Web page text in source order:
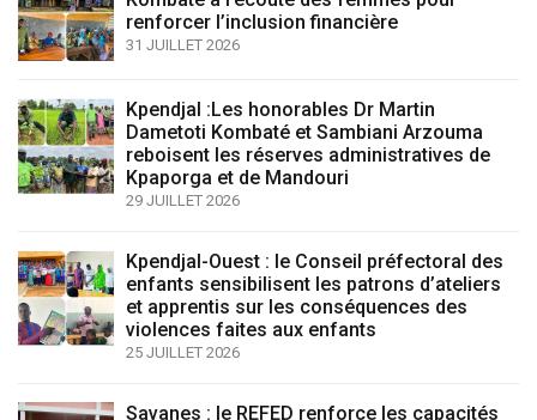
renforcer l’inclusion financière
31 JUILLET 2026
Kpendjal :Les honorables Dr Martin
Dametoti Kombaté et Sambiani Arzouma
reboisent les réserves administratives de
Kpaporga et de Mandouri
29 JUILLET 2026
Kpendjal-Ouest : le Conseil préfectoral des
enfants sensibilisent les patrons d’ateliers
et apprentis sur les conséquences des
violences faites aux enfants
25 JUILLET 2026
Savanes : le REFED renforce les capacités